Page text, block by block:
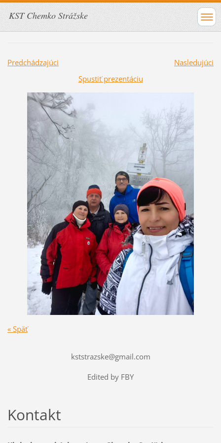
KST Chemko Strážske
Predchádzajúci
Nasledujúci
Spustiť prezentáciu
« Späť
kststrazske@gmail.com
Edited by FBY
Kontakt